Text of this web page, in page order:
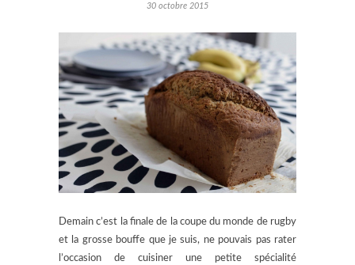
30 octobre 2015
Demain c’est la finale de la coupe du monde de rugby
et la grosse bouffe que je suis, ne pouvais pas rater
l’occasion de cuisiner une petite spécialité